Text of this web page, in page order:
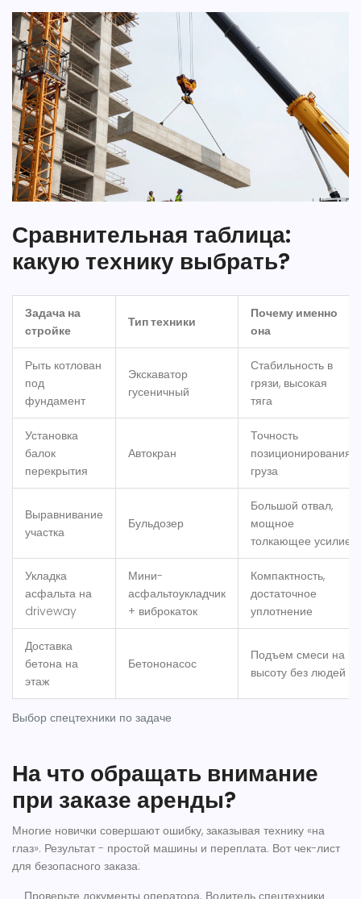
Сравнительная таблица:
какую технику выбрать?
Выбор спецтехники по задаче
Задача на
стройке
Тип техники
Почему именно
она
Рыть котлован
под
фундамент
Экскаватор
гусеничный
Стабильность в
грязи, высокая
тяга
Установка
балок
перекрытия
Автокран
Точность
позиционирования
груза
Выравнивание
участка
Бульдозер
Большой отвал,
мощное
толкающее усилие
Укладка
асфальта на
driveway
Мини-
асфальтоукладчик
+ виброкаток
Компактность,
достаточное
уплотнение
Доставка
бетона на
этаж
Бетононасос
Подъем смеси на
высоту без людей
На что обращать внимание
при заказе аренды?
Многие новички совершают ошибку, заказывая технику «на
глаз». Результат - простой машины и переплата. Вот чек-лист
для безопасного заказа: